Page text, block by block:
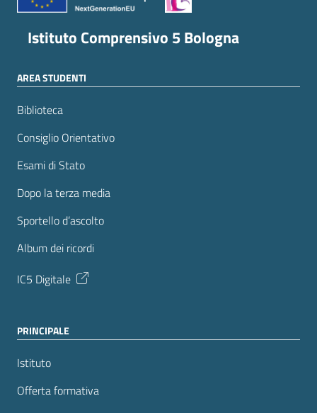
Istituto Comprensivo 5 Bologna
AREA STUDENTI
Biblioteca
Consiglio Orientativo
Esami di Stato
Dopo la terza media
Sportello d’ascolto
Album dei ricordi
IC5 Digitale
PRINCIPALE
Istituto
Offerta formativa